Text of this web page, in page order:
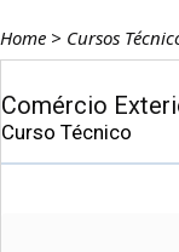
Home > Cursos
Comércio
Curso Técnico